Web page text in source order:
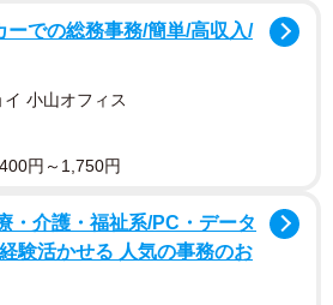
な素敵な体験させてもらえて幸せ」
山練習する」としています。ちな
想として「スポーツカー初めてだ
なすぎてめちゃカクカクした動き
「車かっこよすぎてダサい運転出
妬などさまざま。「普通にうらや
いて勝ち目なさすぎて唇噛み締め
ーでの総務事務/簡単/高収入/
小山オフィス
円～1,750円
・介護・福祉系/PC・データ
験活かせる 人気の事務のお